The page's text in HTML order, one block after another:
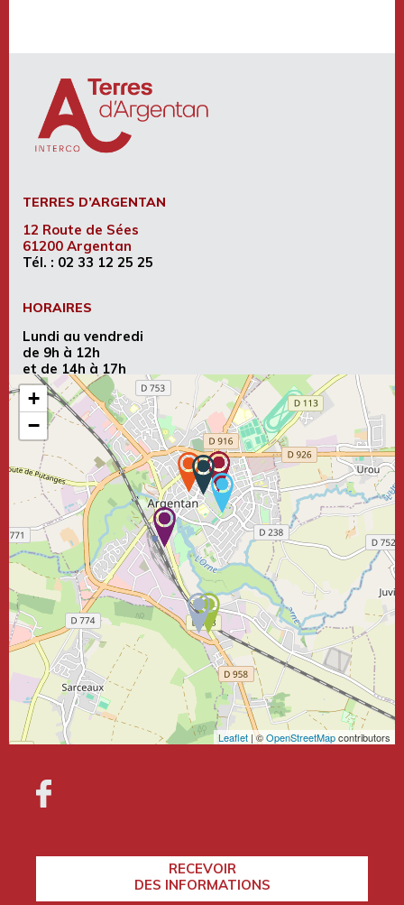
TERRES D’ARGENTAN
12 Route de Sées
61200 Argentan
Tél. : 02 33 12 25 25
HORAIRES
Lundi au vendredi
de 9h à 12h
et de 14h à 17h
+
−
Leaflet | ©OpenStreetMapcontributors
RECEVOIR
DES INFORMATIONS